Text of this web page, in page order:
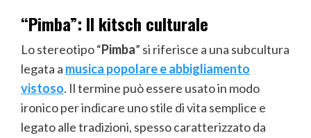
“Pimba”: Il kitsch culturale
Lo stereotipo “Pimba” si riferisce a una subcultura
legata a musica popolare e abbigliamento
vistoso. Il termine può essere usato in modo
ironico per indicare uno stile di vita semplice e
legato alle tradizioni, spesso caratterizzato da